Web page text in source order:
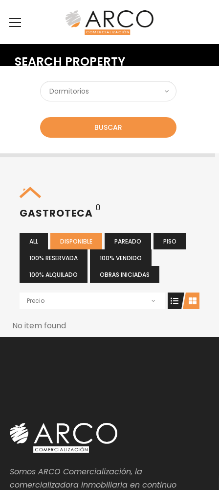
SEARCH PROPERTY
BUSCAR
GASTROTECA ()
ALL DISPONIBLE PAREADO
PISO
100% RESERVADA
100% VENDIDO
100% ALQUILADO
OBRAS INICIADAS
Precio
No item found
Somos ARCO Comercialización, la
comercializadora inmobiliaria en continuo